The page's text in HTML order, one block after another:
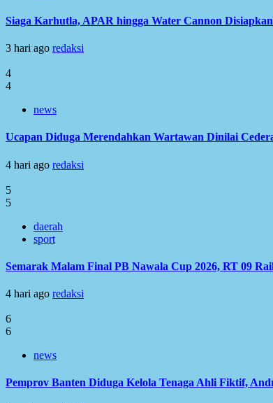
Siaga Karhutla, APAR hingga Water Cannon
3 hari ago redaksi
4
4
news
Ucapan Diduga Merendahkan Wartawan Dinilai
4 hari ago redaksi
5
5
daerah
sport
Semarak Malam Final PB Nawala Cup 2026, RT 09
4 hari ago redaksi
6
6
news
Pemprov Banten Diduga Kelola Tenaga Ahli Fiktif,